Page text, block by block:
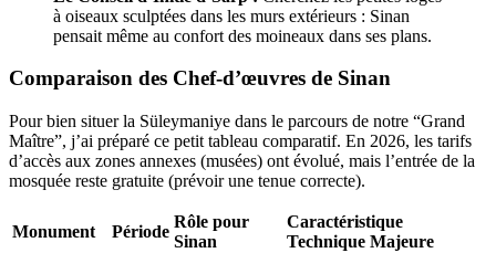
à oiseaux sculptées dans les murs extérieurs : Sinan
pensait même au confort des moineaux dans ses plans.
Comparaison des Chef-d’œuvres de Sinan
Pour bien situer la Süleymaniye dans le parcours de notre “Grand
Maître”, j’ai préparé ce petit tableau comparatif. En 2026, les tarifs
d’accès aux zones annexes (musées) ont évolué, mais l’entrée de la
mosquée reste gratuite (prévoir une tenue correcte).
Monument Période
Rôle pour
Sinan
Caractéristique
Technique Majeure